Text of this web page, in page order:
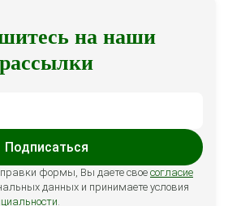
на наши
рассылки
Подписаться
формы, Вы даете свое согласие
данных и принимаете условия
.